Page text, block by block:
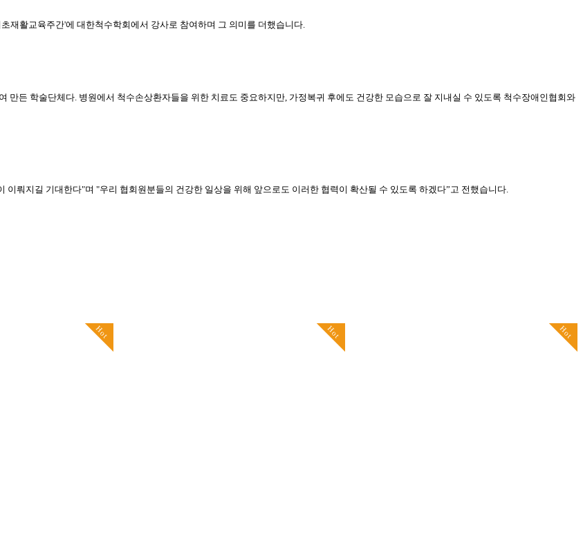
재활교육주간'에 대한척수학회에서 강사로 참여하며 그 의미를 더했습니다.
만든 학술단체다. 병원에서 척수손상환자들을 위한 치료도 중요하지만, 가정복귀 후에도 건강한 모습으로 잘 지내실 수 있도록 척수장애인협회와
이뤄지길 기대한다"며 "우리 협회원분들의 건강한 일상을 위해 앞으로도 이러한 협력이 확산될 수 있도록 하겠다”고 전했습니다.
Hot Hot Hot